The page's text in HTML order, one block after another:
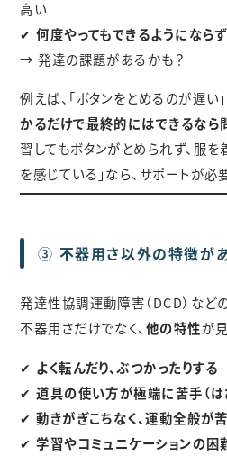
高い
✔何度やってもできるようになら
→ 発達の課題があるかも？
例えば、「ボタンをとめるのが遅い
かるだけで最終的にはできるなら
習してもボタンがとめられず、服
を感じている」なら、サポートが必
③ 不器用さ以外の特徴が
発達性協調運動障害（DCD）など
不器用さだけでなく、他の特性が
✔ よく転んだり、ぶつかったりする
✔道具の使い方が極端に苦手（は
✔動きがぎこちなく、運動全般が
✔学習やコミュニケーションの困